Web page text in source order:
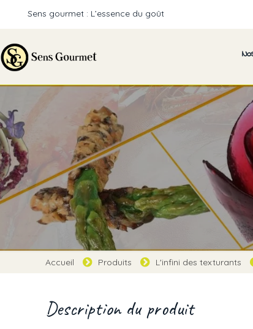
Sens gourmet : L’essence du goût
Accueil Produits L'infini des texturants
Description du produit